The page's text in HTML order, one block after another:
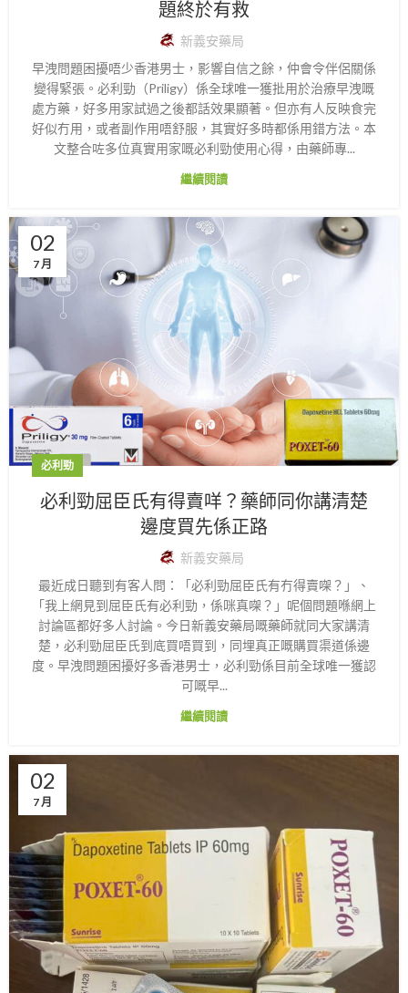
題終於有救
新義安藥局
早洩問題困擾唔少香港男士，影響自信之餘，仲會令伴侶關係
變得緊張。必利勁（Priligy）係全球唯一獲批用於治療早洩嘅
處方藥，好多用家試過之後都話效果顯著。但亦有人反映食完
好似冇用，或者副作用唔舒服，其實好多時都係用錯方法。本
文整合咗多位真實用家嘅必利勁使用心得，由藥師專...
繼續閱讀
02
7 月
必利勁
必利勁屈臣氏有得賣咩？藥師同你講清楚
邊度買先係正路
新義安藥局
最近成日聽到有客人問：「必利勁屈臣氏有冇得賣㗎？」、
「我上網見到屈臣氏有必利勁，係咪真㗎？」呢個問題喺網上
討論區都好多人討論。今日新義安藥局嘅藥師就同大家講清
楚，必利勁屈臣氏到底買唔買到，同埋真正嘅購買渠道係邊
度。早洩問題困擾好多香港男士，必利勁係目前全球唯一獲認
可嘅早...
繼續閱讀
02
7 月